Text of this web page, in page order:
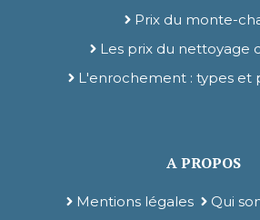
Prix du monte-
Les prix du nettoyage
L'enrochement : types et
A PROPOS
Mentions légales Qui